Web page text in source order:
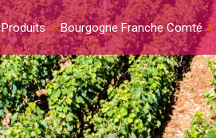
Produits Bourgogne Franche Comté